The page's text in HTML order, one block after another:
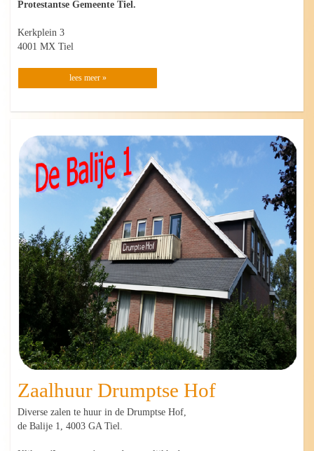
Protestantse Gemeente Tiel.
Kerkplein 3
4001 MX Tiel
lees meer »
Zaalhuur Drumptse Hof
Diverse zalen te huur in de Drumptse Hof,
de Balije 1, 4003 GA Tiel.